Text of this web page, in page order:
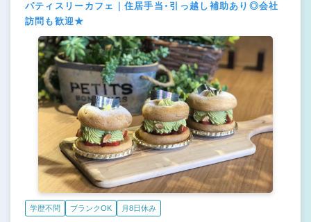
パティスリーカフェ｜住居手当・引っ越し補助あり◎会社
訪問も歓迎★
学歴不問 ブランクOK 月8日休み